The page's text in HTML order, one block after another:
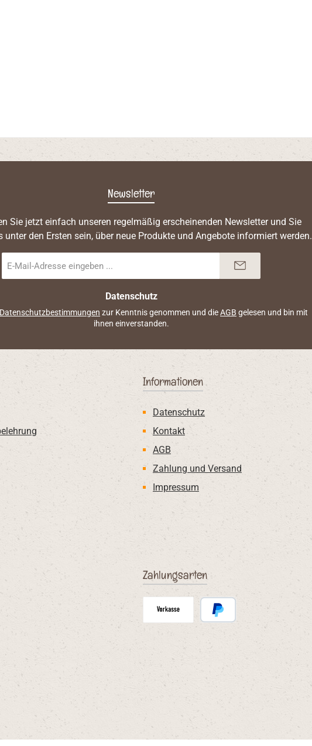
Newsletter
Sie jetzt einfach unseren regelmäßig erscheinenden Newsletter und Sie
unter den Ersten sein, über neue Produkte und Angebote informiert werden.
Mail-
Datenschutz
Datenschutzbestimmungen zur Kenntnis genommen und dieAGB gelesen und bin mit
ihnen einverstanden.
Informationen
Datenschutz
Kontakt
AGB
Zahlung und Versand
Impressum
Zahlungsarten